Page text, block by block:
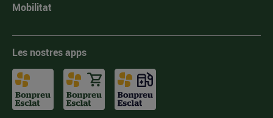
Mobilitat
Les nostres apps